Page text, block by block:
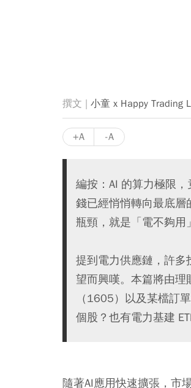
小童 x Happy Trading
+A -A
編按：AI 的算力極限
錢已經悄悄轉向最底層
瓶頸，就是「電不夠用
提到電力供應鏈，許
望而興嘆。本篇將由
（1605）以及某檔訂
個股？也有電力基建
隨著AI應用快速擴張，市